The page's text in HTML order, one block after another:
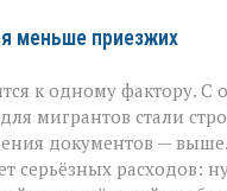
меньше приезжих
к одному фактору. С
мигрантов стали
документов —
серьёзных расходов: